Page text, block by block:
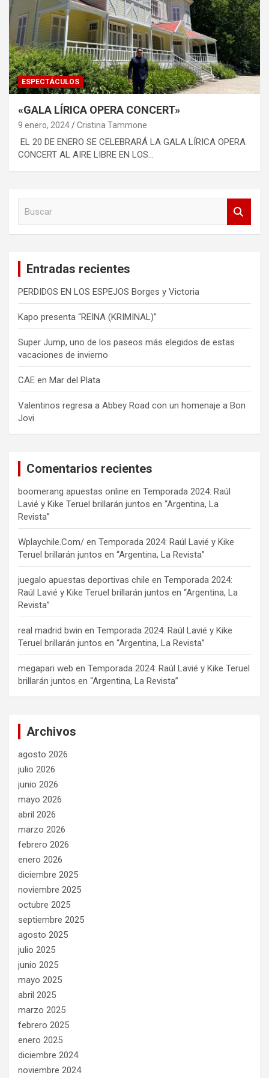
ESPECTÁCULOS
«GALA LÍRICA OPERA CONCERT»
9 enero, 2024 Cristina Tammone
EL 20 DE ENERO SE CELEBRARÁ LA GALA LÍRICA OPERA
CONCERT AL AIRE LIBRE EN LOS…
Entradas recientes
PERDIDOS EN LOS ESPEJOS Borges y Victoria
Kapo presenta “REINA (KRIMINAL)”
Super Jump, uno de los paseos más elegidos de estas
vacaciones de invierno
CAE en Mar del Plata
Valentinos regresa a Abbey Road con un homenaje a Bon
Jovi
Comentarios recientes
boomerang apuestas online en Temporada 2024: Raúl
Lavié y Kike Teruel brillarán juntos en “Argentina, La
Revista”
Wplaychile.Com/ en Temporada 2024: Raúl Lavié y Kike
Teruel brillarán juntos en “Argentina, La Revista”
juegalo apuestas deportivas chile en Temporada 2024:
Raúl Lavié y Kike Teruel brillarán juntos en “Argentina, La
Revista”
real madrid bwin en Temporada 2024: Raúl Lavié y Kike
Teruel brillarán juntos en “Argentina, La Revista”
megapari web en Temporada 2024: Raúl Lavié y Kike Teruel
brillarán juntos en “Argentina, La Revista”
Archivos
agosto 2026
julio 2026
junio 2026
mayo 2026
abril 2026
marzo 2026
febrero 2026
enero 2026
diciembre 2025
noviembre 2025
octubre 2025
septiembre 2025
agosto 2025
julio 2025
junio 2025
mayo 2025
abril 2025
marzo 2025
febrero 2025
enero 2025
diciembre 2024
noviembre 2024